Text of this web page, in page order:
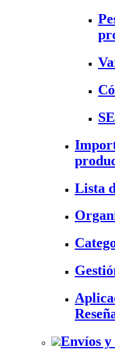
Lista
Envíos y